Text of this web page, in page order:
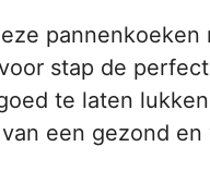
stap de
te laten
een gezond en